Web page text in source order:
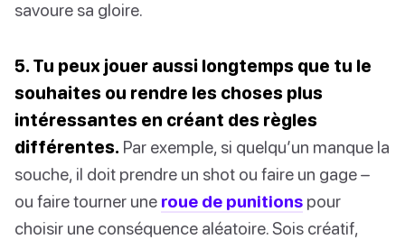
savoure sa gloire.
5. Tu peux jouer aussi longtemps que tu le
souhaites ou rendre les choses plus
intéressantes en créant des règles
différentes. Par exemple, si quelqu’un manque la
souche, il doit prendre un shot ou faire un gage –
ou faire tourner une roue de punitions pour
choisir une conséquence aléatoire. Sois créatif,